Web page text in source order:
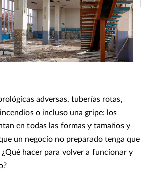
adversas, tuberías rotas,
o incluso una gripe: los
en todas las formas y tamaños y
un negocio no preparado tenga que
hacer para volver a funcionar y